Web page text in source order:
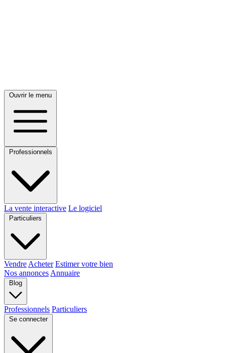
Ouvrir le menu
Professionnels
La vente interactive Le logiciel
Particuliers
Vendre Acheter Estimer votre bien
Nos annonces Annuaire
Blog
Professionnels Particuliers
Se connecter